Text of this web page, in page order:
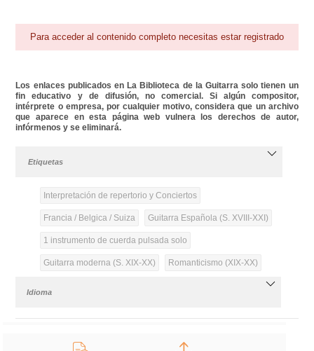
Para acceder al contenido completo necesitas estar registrado
Los enlaces publicados en La Biblioteca de la Guitarra solo tienen un
fin educativo y de difusión, no comercial. Si algún compositor,
intérprete o empresa, por cualquier motivo, considera que un archivo
que aparece en esta página web vulnera los derechos de autor,
infórmenos y se eliminará.
Etiquetas
Interpretación de repertorio y Conciertos
Francia / Belgica / Suiza Guitarra Española (S. XVIII-XXI)
1 instrumento de cuerda pulsada solo
Guitarra moderna (S. XIX-XX) Romanticismo (XIX-XX)
Idioma